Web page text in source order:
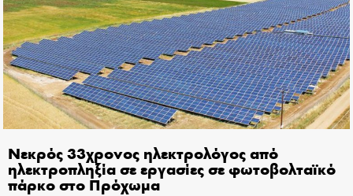
Νεκρός 33χρονος ηλεκτρολόγος από
ηλεκτροπληξία σε εργασίες σε φωτοβολταϊκό
πάρκο στο Πρόχωμα